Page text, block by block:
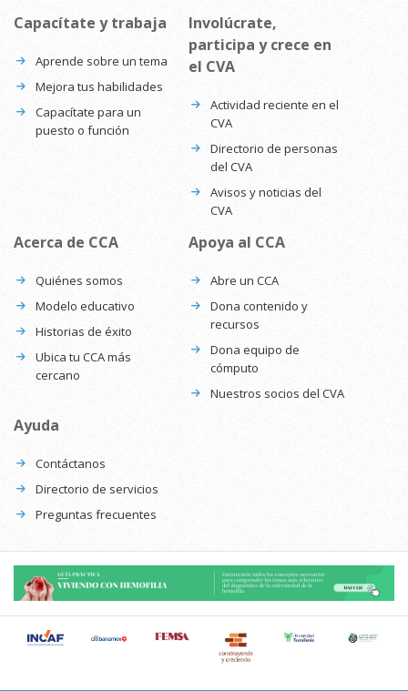
Capacítate y trabaja
Aprende sobre un tema
Mejora tus habilidades
Capacítate para un
puesto o función
Involúcrate,
participa y crece en
el CVA
Actividad reciente en el
CVA
Directorio de personas
del CVA
Avisos y noticias del
CVA
Acerca de CCA
Quiénes somos
Modelo educativo
Historias de éxito
Ubica tu CCA más
cercano
Apoya al CCA
Abre un CCA
Dona contenido y
recursos
Dona equipo de
cómputo
Nuestros socios del CVA
Ayuda
Contáctanos
Directorio de servicios
Preguntas frecuentes